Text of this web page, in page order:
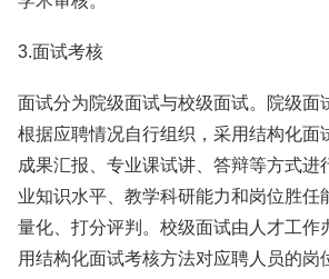
3.面试考核
面试分为院级面试与校级面试。院级面
根据应聘情况自行组织，采用结构化面
成果汇报、专业课试讲、答辩等方式进
业知识水平、教学科研能力和岗位胜任
量化、打分评判。校级面试由人才工作
用结构化面试考核方法对应聘人员的岗